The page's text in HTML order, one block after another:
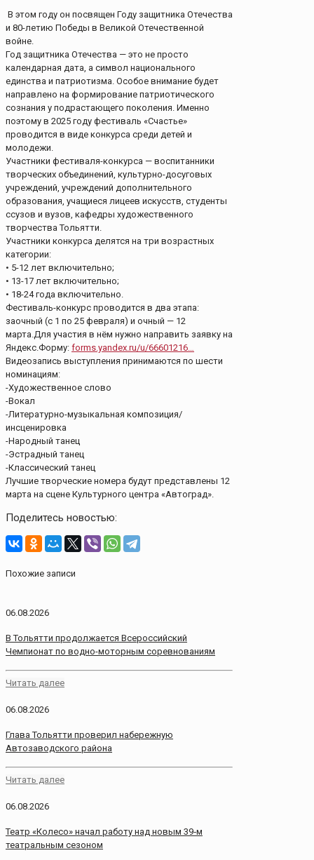
В этом году он посвящен Году защитника Отечества
и 80-летию Победы в Великой Отечественной
войне.
Год защитника Отечества — это не просто
календарная дата, а символ национального
единства и патриотизма. Особое внимание будет
направлено на формирование патриотического
сознания у подрастающего поколения. Именно
поэтому в 2025 году фестиваль «Счастье»
проводится в виде конкурса среди детей​ и
молодежи.
Участники фестиваля-конкурса — воспитанники
творческих объединений, культурно-досуговых
учреждений, учреждений дополнительного
образования, учащиеся лицеев искусств, студенты
ссузов и вузов, кафедры художественного
творчества Тольятти.
Участники конкурса делятся на три возрастных
категории:
• 5-12 лет включительно;
• 13-17 лет включительно;
• 18-24 года включительно.
Фестиваль-конкурс проводится в два этапа:
заочный (с 1 по 25 февраля) и очный — 12
марта.Для участия в нём нужно направить заявку на
Яндекс.Форму: forms.yandex.ru/u/66601216…
Видеозапись выступления принимаются по шести
номинациям:
-Художественное слово
-Вокал
-Литературно-музыкальная композиция/
инсценировка
-Народный танец
-Эстрадный танец
-Классический танец
Лучшие творческие номера будут представлены 12
марта на сцене Культурного центра «Автоград».
Поделитесь новостью:
Похожие записи
06.08.2026
В Тольятти продолжается Всероссийский
Чемпионат по водно-моторным соревнованиям
Читать далее
06.08.2026
Глава Тольятти проверил набережную
Автозаводского района
Читать далее
06.08.2026
Театр «Колесо» начал работу над новым 39‑м
театральным сезоном